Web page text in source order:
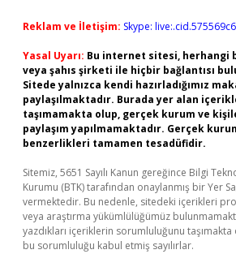
Reklam ve İletişim: Skype:
Yasal Uyarı: Bu internet sitesi, herhangi
veya şahıs şirketi ile hiçbir bağlantısı
Sitede yalnızca kendi hazırladığımız
paylaşılmaktadır. Burada yer alan
taşımamakta olup, gerçek kurum ve
paylaşım yapılmamaktadır. Gerçek
benzerlikleri tamamen tesadüfidir.
Sitemiz, 5651 Sayılı Kanun gereğince Bilgi
Kurumu (BTK) tarafından onaylanmış bir Yer
vermektedir. Bu nedenle, sitedeki içerikleri
veya araştırma yükümlülüğümüz
yazdıkları içeriklerin sorumluluğunu
bu sorumluluğu kabul etmiş sayılırlar.